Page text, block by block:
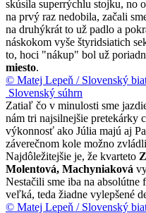
skúsila superrýchlu stojku, no
na prvý raz nedobila, začali
na druhýkrát to už padlo a
náskokom vyše štyridsiatich
to, hoci "nákup" bol už
miesto.
© Matej Lepeň / Slovenský
Slovenský súhrn
Zatiaľ čo v minulosti sme
nám tri najsilnejšie pretekárky
výkonnosť ako Júlia majú aj
záverečnom kole možno
Najdôležitejšie je, že kvarteto
Molentová, Machyniaková
Nestačili sme iba na
veľká, teda žiadne vylepšené
© Matej Lepeň / Slovenský